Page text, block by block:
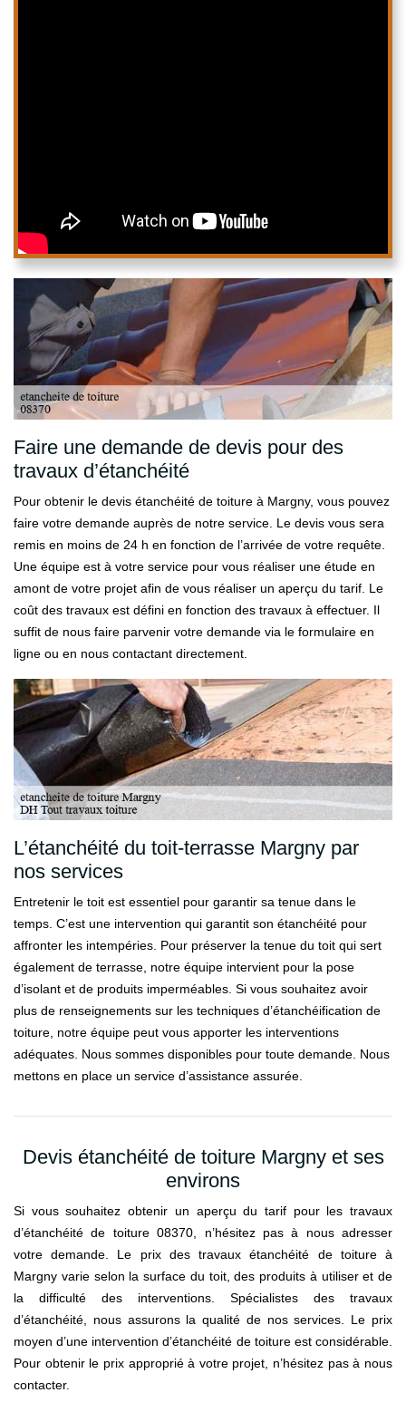
Faire une demande de devis pour des
travaux d’étanchéité
Pour obtenir le devis étanchéité de toiture à Margny, vous pouvez
faire votre demande auprès de notre service. Le devis vous sera
remis en moins de 24 h en fonction de l’arrivée de votre requête.
Une équipe est à votre service pour vous réaliser une étude en
amont de votre projet afin de vous réaliser un aperçu du tarif. Le
coût des travaux est défini en fonction des travaux à effectuer. Il
suffit de nous faire parvenir votre demande via le formulaire en
ligne ou en nous contactant directement.
L’étanchéité du toit-terrasse Margny par
nos services
Entretenir le toit est essentiel pour garantir sa tenue dans le
temps. C’est une intervention qui garantit son étanchéité pour
affronter les intempéries. Pour préserver la tenue du toit qui sert
également de terrasse, notre équipe intervient pour la pose
d’isolant et de produits imperméables. Si vous souhaitez avoir
plus de renseignements sur les techniques d’étanchéification de
toiture, notre équipe peut vous apporter les interventions
adéquates. Nous sommes disponibles pour toute demande. Nous
mettons en place un service d’assistance assurée.
Devis étanchéité de toiture Margny et ses
environs
Si vous souhaitez obtenir un aperçu du tarif pour les travaux
d’étanchéité de toiture 08370, n’hésitez pas à nous adresser
votre demande. Le prix des travaux étanchéité de toiture à
Margny varie selon la surface du toit, des produits à utiliser et de
la difficulté des interventions. Spécialistes des travaux
d’étanchéité, nous assurons la qualité de nos services. Le prix
moyen d’une intervention d’étanchéité de toiture est considérable.
Pour obtenir le prix approprié à votre projet, n’hésitez pas à nous
contacter.